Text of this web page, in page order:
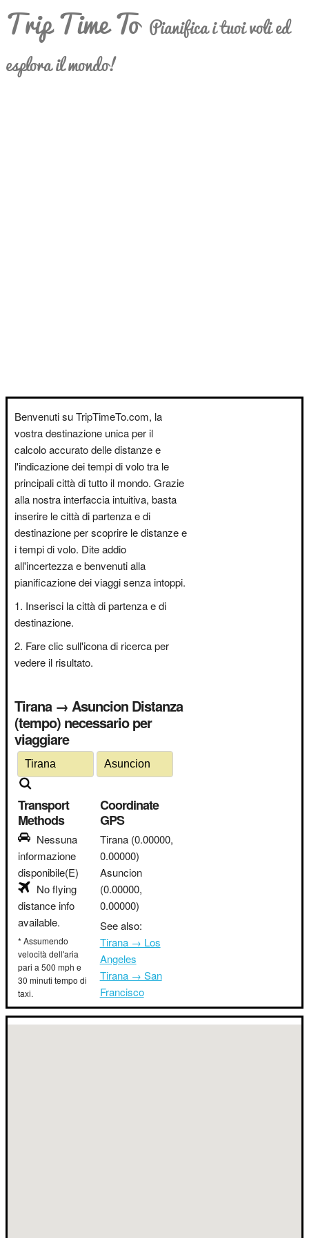
Trip Time To Pianifica i tuoi voli ed
esplora il mondo!
Benvenuti su TripTimeTo.com, la
vostra destinazione unica per il
calcolo accurato delle distanze e
l'indicazione dei tempi di volo tra le
principali città di tutto il mondo. Grazie
alla nostra interfaccia intuitiva, basta
inserire le città di partenza e di
destinazione per scoprire le distanze e
i tempi di volo. Dite addio
all'incertezza e benvenuti alla
pianificazione dei viaggi senza intoppi.
Inserisci la città di partenza e di
destinazione.
Fare clic sull'icona di ricerca per
vedere il risultato.
Tirana → Asuncion Distanza
(tempo) necessario per
viaggiare
Transport
Methods
Nessuna
informazione
disponibile(E)
No flying
distance info
available.
* Assumendo
velocità dell'aria
pari a 500 mph e
30 minuti tempo di
taxi.
Coordinate
GPS
Tirana (0.00000,
0.00000)
Asuncion
(0.00000,
0.00000)
See also:
Tirana → Los
Angeles
Tirana → San
Francisco